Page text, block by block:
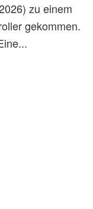
zu einem
gekommen.